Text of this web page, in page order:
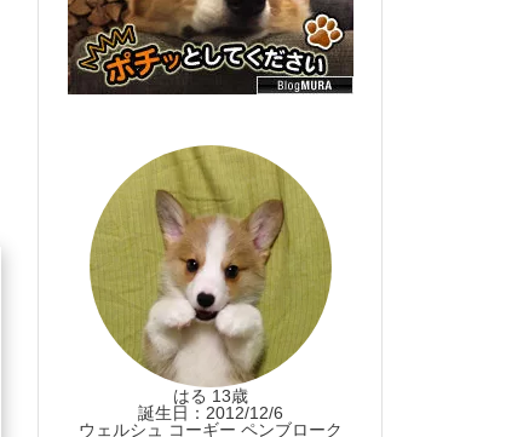
はる 13歳
誕生日：2012/12/6
ウェルシュ コーギー ペンブローク